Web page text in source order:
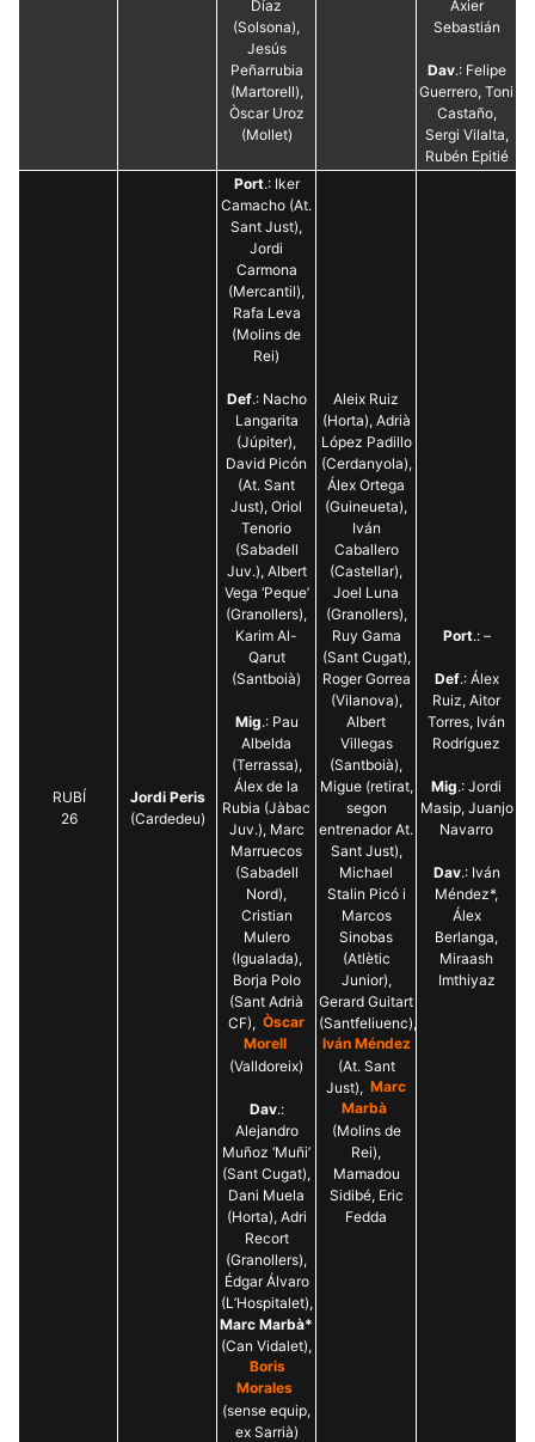
Díaz
(Solsona),
Jesús
Peñarrubia
(Martorell),
Òscar Uroz
(Mollet)
Axier
Sebastián
Dav.: Felipe
Guerrero, Toni
Castaño,
Sergi Vilalta,
Rubén Epitié
RUBÍ
26
Jordi Peris
(Cardedeu)
Port.: Iker
Camacho (At.
Sant Just),
Jordi
Carmona
(Mercantil),
Rafa Leva
(Molins de
Rei)
Def.: Nacho
Langarita
(Júpiter),
David Picón
(At. Sant
Just), Oriol
Tenorio
(Sabadell
Juv.), Albert
Vega ‘Peque’
(Granollers),
Karim Al-
Qarut
(Santboià)
Mig.: Pau
Albelda
(Terrassa),
Álex de la
Rubia (Jàbac
Juv.), Marc
Marruecos
(Sabadell
Nord),
Cristian
Mulero
(Igualada),
Borja Polo
(Sant Adrià
CF), Òscar
Morell
(Valldoreix)
Dav.:
Alejandro
Muñoz ‘Muñi’
(Sant Cugat),
Dani Muela
(Horta), Adri
Recort
(Granollers),
Édgar Álvaro
(L’Hospitalet),
Marc Marbà*
(Can Vidalet),
Boris
Morales
(sense equip,
ex Sarrià)
Aleix Ruiz
(Horta), Adrià
López Padillo
(Cerdanyola),
Álex Ortega
(Guineueta),
Iván
Caballero
(Castellar),
Joel Luna
(Granollers),
Ruy Gama
(Sant Cugat),
Roger Gorrea
(Vilanova),
Albert
Villegas
(Santboià),
Migue (retirat,
segon
entrenador At.
Sant Just),
Michael
Stalin Picó i
Marcos
Sinobas
(Atlètic
Junior),
Gerard Guitart
(Santfeliuenc),
Iván Méndez
(At. Sant
Just), Marc
Marbà
(Molins de
Rei),
Mamadou
Sidibé, Eric
Fedda
Port.: –
Def.: Álex
Ruiz, Aitor
Torres, Iván
Rodríguez
Mig.: Jordi
Masip, Juanjo
Navarro
Dav.: Iván
Méndez*,
Álex
Berlanga,
Miraash
Imthiyaz